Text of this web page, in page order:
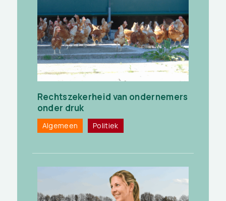
Rechtszekerheid van ondernemers
onder druk
Algemeen Politiek